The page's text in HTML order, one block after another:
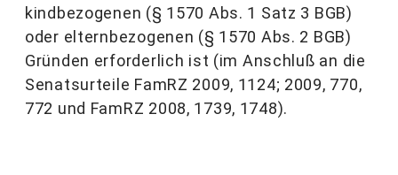
kindbezogenen (§ 1570 Abs. 1 Satz 3 BGB)
oder elternbezogenen (§ 1570 Abs. 2 BGB)
Gründen erforderlich ist (im Anschluß an die
Senatsurteile FamRZ 2009, 1124; 2009, 770,
772 und FamRZ 2008, 1739, 1748).